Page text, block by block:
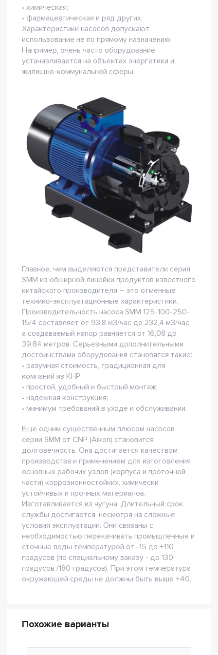
• химическая;
• фармацевтическая и ряд других.
Характеристики насосов допускают
использование не по прямому назначению.
Например, очень часто оборудование
устанавливается на объектах энергетики и
жилищно-коммунальной сферы.
Главное, чем выделяются представители серия
SMM из обширной линейки продуктов известного
китайского производителя – это отменные
технико-эксплуатационные характеристики.
Производительность насоса SMM 125-100-250-
15/4 составляет от 93,8 м3/час до 232,4 м3/час,
а создаваемый напор равняется от 16,08 до
39,84 метров. Серьезными дополнительными
достоинствами оборудования становятся такие:
• разумная стоимость, традиционная для
компаний из КНР;
• простой, удобный и быстрый монтаж;
• надежная конструкция;
• минимум требований в уходе и обслуживании.
Еще одним существенным плюсом насосов
серии SMM от CNP (Aikon) становится
долговечность. Она достигается качеством
производства и применением для изготовления
основных рабочих узлов (корпуса и проточной
части) коррозионностойких, химически
устойчивых и прочных материалов.
Изготавливается из чугуна. Длительный срок
службы достигается, несмотря на сложные
условия эксплуатации. Они связаны с
необходимостью перекачивать промышленные и
сточные воды температурой от -15 до +110
градусов (по специальному заказу - до 130
градусов /180 градусов). При этом температура
окружающей среды не должны быть выше +40.
Похожие варианты